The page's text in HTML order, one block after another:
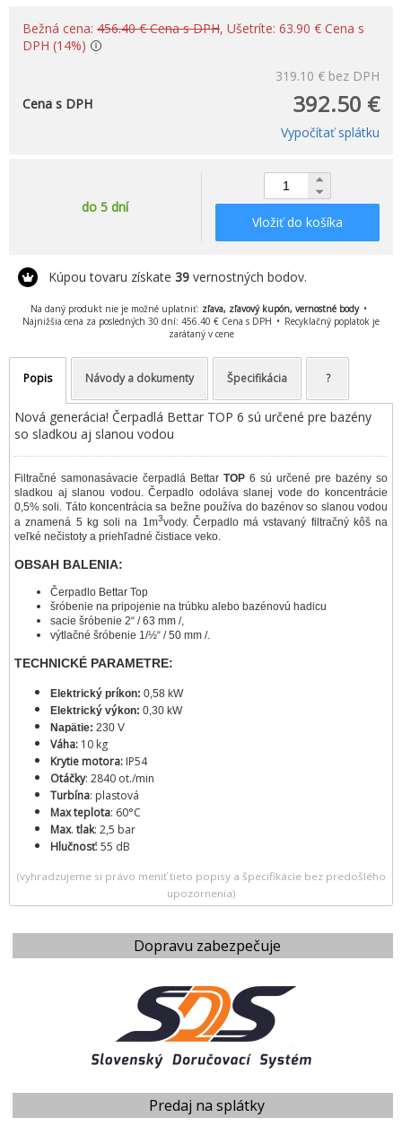
Dopravu zabezpečuje
Predaj na splátky
Bežná cena: 456.40 € Cena s DPH, Ušetríte: 63.90 € Cena s
DPH (14%)
319.10 € bez DPH
392.50 €
Cena s DPH
Vypočítať splátku
do 5 dní
Vložiť do košíka
Kúpou tovaru získate 39 vernostných bodov.
Na daný produkt nie je možné uplatniť: zľava, zľavový kupón, vernostné body
Najnižšia cena za posledných 30 dní: 456.40 € Cena s DPH
Recyklačný poplatok je
zarátaný v cene
Popis Návody a dokumenty Špecifikácia ?
Nová generácia! Čerpadlá Bettar TOP 6 sú určené pre bazény
so sladkou aj slanou vodou
Filtračné samonasávacie čerpadlá Bettar TOP 6 sú určené pre bazény so
sladkou aj slanou vodou. Čerpadlo odoláva slanej vode do koncentrácie
0,5% soli. Táto koncentrácia sa bežne používa do bazénov so slanou vodou
a znamená 5 kg soli na 1m3vody. Čerpadlo má vstavaný filtračný kôš na
veľké nečistoty a priehľadné čistiace veko.
OBSAH BALENIA:
Čerpadlo Bettar Top
šróbenie na pripojenie na trúbku alebo bazénovú hadicu
sacie šróbenie 2“ / 63 mm /,
výtlačné šróbenie 1/½“ / 50 mm /.
TECHNICKÉ PARAMETRE:
Elektrický príkon: 0,58 kW
Elektrický výkon: 0,30 kW
Napätie: 230 V
Váha: 10 kg
Krytie motora: IP54
Otáčky: 2840 ot./min
Turbína: plastová
Max teplota: 60°C
Max. tlak: 2,5 bar
Hlučnosť: 55 dB
(vyhradzujeme si právo meniť tieto popisy a špecifikácie bez predošlého
upozornenia)